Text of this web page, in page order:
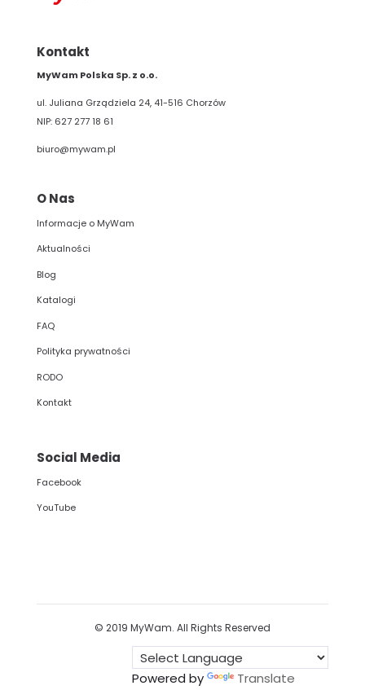
Kontakt
MyWam Polska Sp. z o.o.
ul. Juliana Grządziela 24, 41-516 Chorzów
NIP: 627 277 18 61
biuro@mywam.pl
O Nas
Informacje o MyWam
Aktualności
Blog
Katalogi
FAQ
Polityka prywatności
RODO
Kontakt
Social Media
Facebook
YouTube
© 2019 MyWam. All Rights Reserved
Powered by Translate